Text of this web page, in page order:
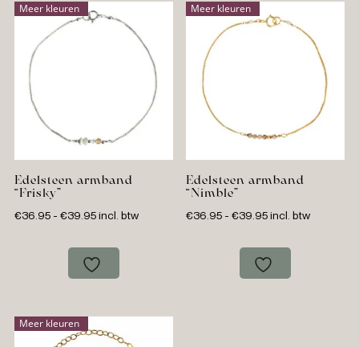
Meer kleuren
Edelsteen armband
“Frisky”
€36.95 - €39.95Prijsklasse:
tot
€39.95
incl. btw
Meer kleuren
Edelsteen armband
“Nimble”
€36.95 - €39.95Prijsklasse:
tot
€39.95
incl. btw
Meer kleuren